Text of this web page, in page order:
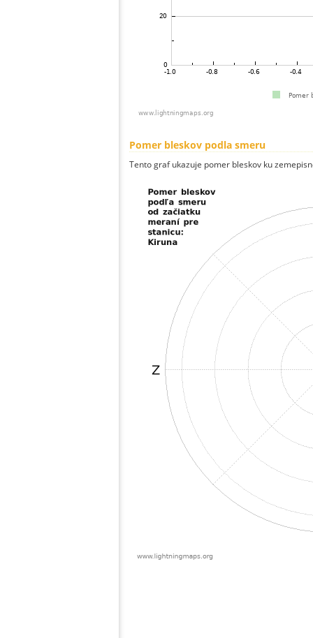
Pomer bleskov podla smeru
Tento graf ukazuje pomer bleskov ku